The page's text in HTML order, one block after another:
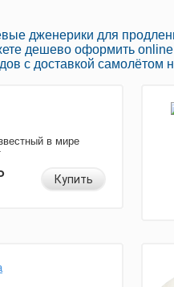
дженерики для
дешево оформить
с доставкой самолётом
в мире
Купить